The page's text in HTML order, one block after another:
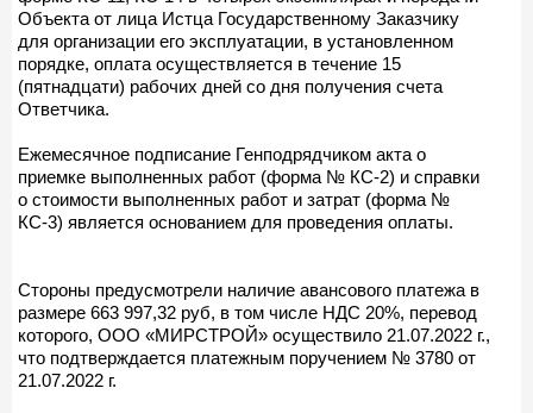
Объекта от лица Истца Государственному Заказчику
для организации его эксплуатации, в установленном
порядке, оплата осуществляется в течение 15
(пятнадцати) рабочих дней со дня получения счета
Ответчика.
Ежемесячное подписание Генподрядчиком акта о
приемке выполненных работ (форма № КС-2) и справки
о стоимости выполненных работ и затрат (форма №
КС-3) является основанием для проведения оплаты.
Стороны предусмотрели наличие авансового платежа в
размере 663 997,32 руб, в том числе НДС 20%, перевод
которого, ООО «МИРСТРОЙ» осуществило 21.07.2022 г.,
что подтверждается платежным поручением № 3780 от
21.07.2022 г.